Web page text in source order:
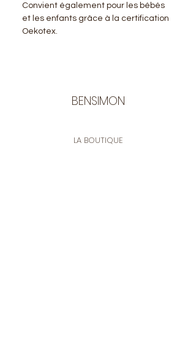
Convient également pour les bébés
et les enfants grâce à la certification
Oekotex.
BENSIMON
LA BOUTIQUE